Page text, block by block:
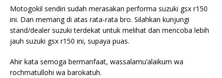
Motogokil sendiri sudah merasakan performa suzuki gsx r150
ini. Dan memang di atas rata-rata bro. Silahkan kunjungi
stand/dealer suzuki terdekat untuk melihat dan mencoba lebih
jauh suzuki gsx r150 ini, supaya puas.
Ahir kata semoga bermanfaat, wassalamu’alaikum wa
rochmatullohi wa barokatuh.